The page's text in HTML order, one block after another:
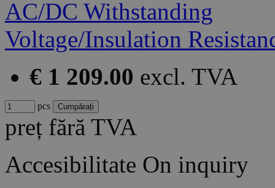
€ 1 209.00 excl. TVA
pcs
preț fără TVA
Accesibilitate On inquiry